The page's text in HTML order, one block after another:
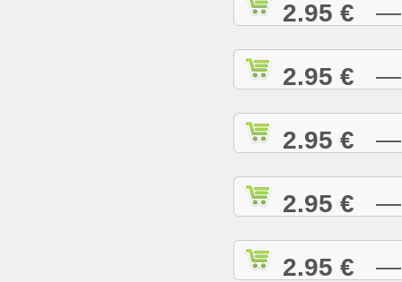
2.95 € —
2.95 € —
2.95 € —
2.95 € —
2.95 € —